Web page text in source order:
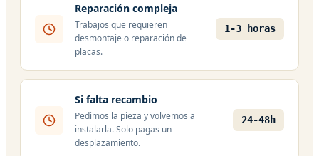
Reparación compleja
Trabajos que requieren
desmontaje o reparación de
placas.
1-3 horas
Si falta recambio
Pedimos la pieza y volvemos a
instalarla. Solo pagas un
desplazamiento.
24-48h